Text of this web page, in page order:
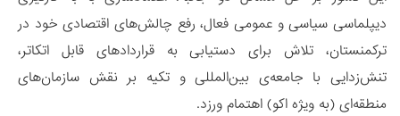
دیپلماسی سیاسی و عمومی فعال، رفع چالش‌های اقتصادی خود در
ترکمنستان، تلاش برای دستیابی به قراردادهای قابل اتکاتر،
تنش‌زدایی با جامعه‌ی بین‌المللی و تکیه بر نقش سازمان‌های
منطقه‌ای (به ویژه اکو) اهتمام ورزد.